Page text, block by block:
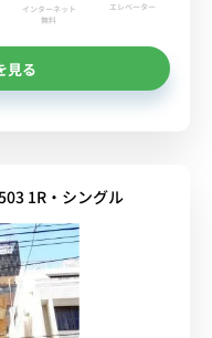
インターネット
無料
エレベーター
見る
1R・シングル